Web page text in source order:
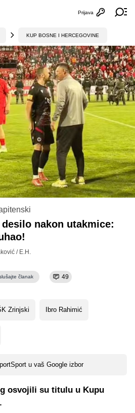
Otvori
Prijava
KUP BOSNE I HERCEGOVINE
nakon utakmice:
/ E.H.
članak 49
Zrinjski Ibro Rahimić
u vaš Google izbor
osvojili su titulu u Kupu